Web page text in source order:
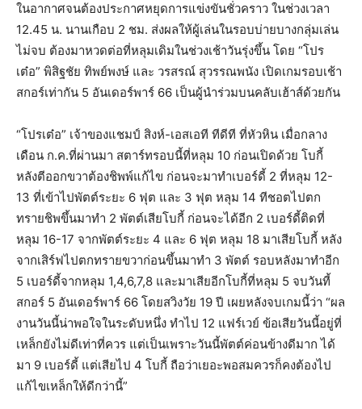
ในอากาศจนต้องประกาศหยุดการแข่งขันชั่วคราว ในช่วงเวลา
12.45 น. นานเกือบ 2 ชม. ส่งผลให้ผู้เล่นในรอบบ่ายบางกลุ่มเล่น
ไม่จบ ต้องมาหวดต่อที่หลุมเดิมในช่วงเช้าวันรุ่งขึ้น โดย “โปร
เต๋อ” พิสิฐชัย ทิพย์พงษ์ และ วรสรณ์ สุวรรณพนัง เปิดเกมรอบเช้า
สกอร์เท่ากัน 5 อันเดอร์พาร์ 66 เป็นผู้นำร่วมบนคลับเฮ้าส์ด้วยกัน
“โปรเต๋อ” เจ้าของแชมป์ สิงห์-เอสเอที ทีดีที ที่หัวหิน เมื่อกลาง
เดือน ก.ค.ที่ผ่านมา สตาร์ทรอบนี้ที่หลุม 10 ก่อนเปิดด้วย โบกี้
หลังตีออกขวาต้องชิพพ์แก้ไข ก่อนจะมาทำเบอร์ดี้ 2 ที่หลุม 12-
13 ที่เข้าไปพัตต์ระยะ 6 ฟุต และ 3 ฟุต หลุม 14 ทีชอตไปตก
ทรายชิพขึ้นมาทำ 2 พัตต์เสียโบกี้ ก่อนจะได้อีก 2 เบอร์ดี้ติดที่
หลุม 16-17 จากพัตต์ระยะ 4 และ 6 ฟุต หลุม 18 มาเสียโบกี้ หลัง
จากเสิร์ฟไปตกทรายขวาก่อนขึ้นมาทำ 3 พัตต์ รอบหลังมาทำอีก
5 เบอร์ดี้จากหลุม 1,4,6,7,8 และมาเสียอีกโบกี้ที่หลุม 5 จบวันที้
สกอร์ 5 อันเดอร์พาร์ 66 โดยสวิงวัย 19 ปี เผยหลังจบเกมนี้ว่า “ผล
งานวันนี้น่าพอใจในระดับหนึ่ง ทำไป 12 แฟร์เวย์ ข้อเสียวันนี้อยู่ที่
เหล็กยังไม่ดีเท่าที่ควร แต่เป็นเพราะวันนี้พัตต์ค่อนข้างดีมาก ได้
มา 9 เบอร์ดี้ แต่เสียไป 4 โบกี้ ถือว่าเยอะพอสมควรก็คงต้องไป
แก้ไขเหล็กให้ดีกว่านี้”